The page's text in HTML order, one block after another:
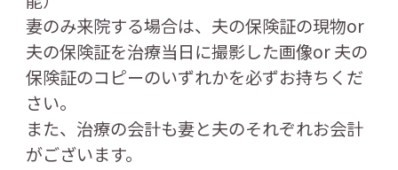
妻のみ来院する場合は、夫の保険証の現物or
夫の保険証を治療当日に撮影した画像or 夫の
保険証のコピーのいずれかを必ずお持ちくだ
さい。
また、治療の会計も妻と夫のそれぞれお会計
がございます。